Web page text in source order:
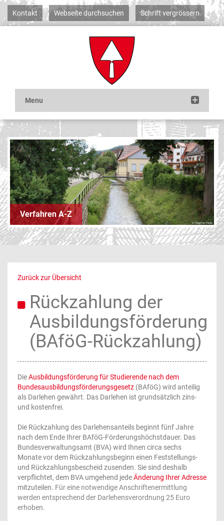
Kontakt Webseite durchsuchen Schrift vergrössern
Verfahren A-Z
Zurück zur Übersicht
Rückzahlung der
Ausbildungsförderung
(BAföG-Rückzahlung)
DieAusbildungsförderung für Studierende nach dem
Bundesausbildungsförderungsgesetz (BAföG) wird anteilig
als Darlehen gewährt. Das Darlehen ist grundsätzlich zins-
und kostenfrei.
Die Rückzahlung des Darlehensanteils beginnt fünf Jahre
nach dem Ende Ihrer BAföG-Förderungshöchstdauer. Das
Bundesverwaltungsamt (BVA) wird Ihnen circa sechs
Monate vor dem Rückzahlungsbeginn einen Feststellungs-
und Rückzahlungsbescheid zusenden. Sie sind deshalb
verpflichtet, dem BVA umgehend jedeÄnderung Ihrer Adresse
mitzuteilen. Für eine notwendige Anschriftenermittlung
werden entsprechend der Darlehensverordnung 25 Euro
erhoben.